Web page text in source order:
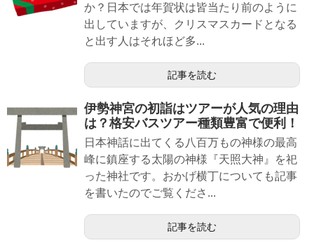
か？日本では年賀状は皆当たり前のように
出していますが、クリスマスカードとなる
と出す人はそれほど多...
記事を読む
伊勢神宮の初詣はツアーが人気の理由
は？格安バスツアー種類豊富で便利！
日本神話に出てくる八百万もの神様の最高
峰に鎮座する太陽の神様『天照大神』を祀
った神社です。おかげ横丁についても記事
を書いたのでご覧くださ...
記事を読む